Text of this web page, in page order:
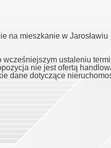
na mieszkanie w Jarosławiu
ustaleniu
nie jest ofertą
dane dotyczące